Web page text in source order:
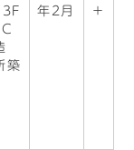
築
年2月
＋